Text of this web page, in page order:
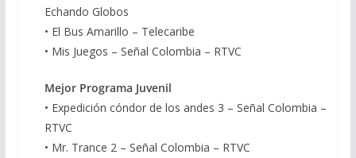
Echando Globos
• El Bus Amarillo – Telecaribe
• Mis Juegos – Señal Colombia – RTVC
Mejor Programa Juvenil
• Expedición cóndor de los andes 3 – Señal Colombia –
RTVC
• Mr. Trance 2 – Señal Colombia – RTVC